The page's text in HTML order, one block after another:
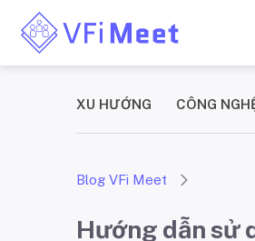
XU HƯỚNG CÔNG
Blog VFi Meet
Hướng dẫn sử